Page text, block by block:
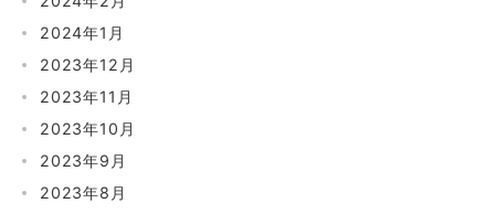
2024年1月
2023年12月
2023年11月
2023年10月
2023年9月
2023年8月